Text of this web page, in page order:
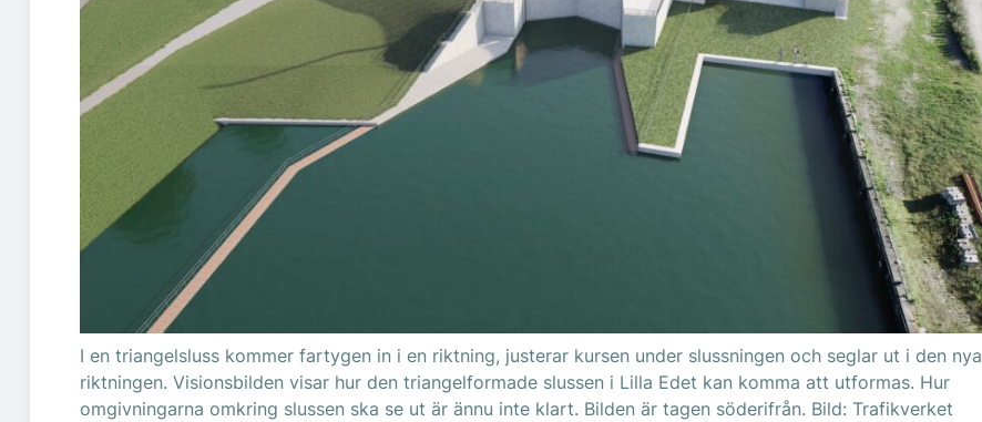
I en triangelsluss kommer fartygen in i en riktning, justerar kursen under slussningen och seglar ut i den nya
riktningen. Visionsbilden visar hur den triangelformade slussen i Lilla Edet kan komma att utformas. Hur
omgivningarna omkring slussen ska se ut är ännu inte klart. Bilden är tagen söderifrån. Bild: Trafikverket